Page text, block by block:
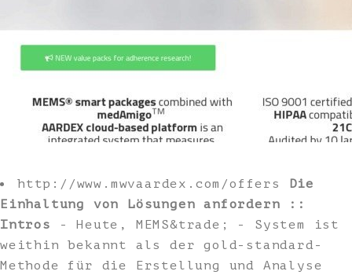
http://www.mwvaardex.com/offers
Die
Einhaltung von Lösungen anfordern ::
Intros
- Heute, MEMS&trade; - System ist
weithin bekannt als der gold-standard-
Methode für die Erstellung und Analyse